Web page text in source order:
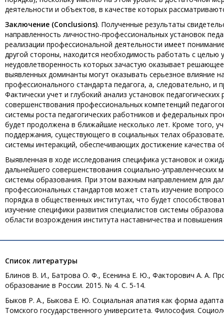
деятельности и объектов, в качестве которых
Заключение (Conclusions). Полученные результаты
направленность личностно-профессиональных установок
реализации профессиональной деятельности имеет
другой стороны, находится необходимость работать с
неудовлетворенность которых зачастую оказывает
выявленных доминанты могут оказывать серьезное влияние
профессионального стандарта педагога, а, следовательно,
Фактически учет и глубокий анализ установок
совершенствования профессиональных компетенций
системы роста педагогических работников и федеральных
будет продолжена в ближайшие несколько лет. Кроме того,
поддержания, существующего в социальных телах
системы интеракций, обеспечивающих достижение качества
Выявленная в ходе исследования специфика установок и
дальнейшего совершенствования социально-
системы образования. При этом важным направлением для
профессиональных стандартов может стать изучение
порядка в общественных институтах, что будет
изучение специфики развития специалистов системы
области возрождения института наставничества и
Список литературы
Блинов В. И., Батрова О. Ф., Есенина Е. Ю., Факторович А. А.
образование в России. 2015. № 4. С. 5-14.
Быков Р. А., Быкова Е. Ю. Социальная апатия как форма
Томского государственного университета. Философия.